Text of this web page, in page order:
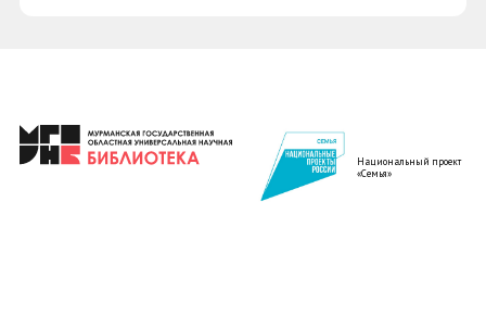
Национальный проект
«Семья»